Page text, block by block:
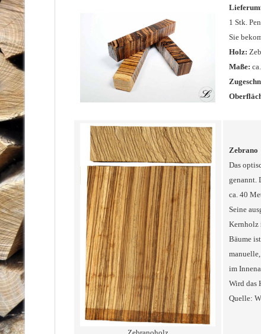
1 Stk.
Sie
Holz:
Maße: ca.
Zebrano
Das
genannt.
ca. 40
Seine
Kernholz
Bäume
im
Wird das
Quelle: